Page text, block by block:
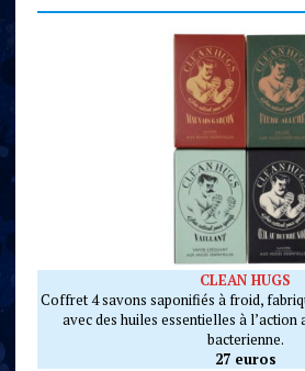
CLEAN HUGS
Coffret 4 savons saponifiés à froid,
avec des huiles essentielles à
bacterienne.
27 euros